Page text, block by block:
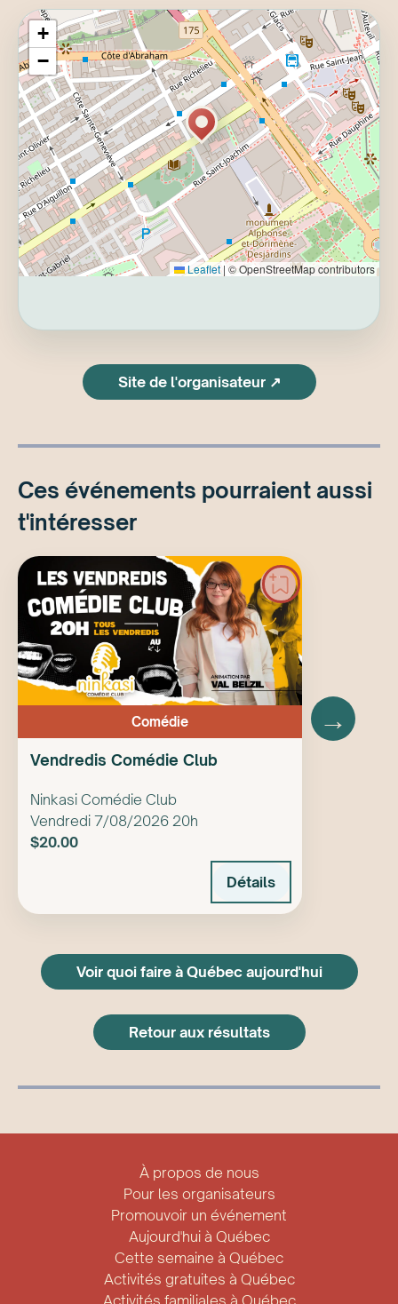
Pouvoir Politique : Votez des lois galactiques et
manipulez le Conseil.
Stratégie Totale : Gérez vos flottes et
remplissez des objectifs secrets pour
atteindre les 10 points de victoire.
Le trône de Mecatol Rex vous attend. Serez-
vous un tyran ou un diplomate ?
+
−
Leaflet |© OpenStreetMap contributors
Site de l'organisateur ↗
Ces événements pourraient aussi
t'intéresser
Comédie
Vendredis Comédie Club
Ninkasi Comédie Club
Vendredi 7/08/2026 20h
$20.00
Détails
→
Voir quoi faire à Québec aujourd'hui
Retour aux résultats
À propos de nous
Pour les organisateurs
Promouvoir un événement
Aujourd'hui à Québec
Cette semaine à Québec
Activités gratuites à Québec
Activités familiales à Québec